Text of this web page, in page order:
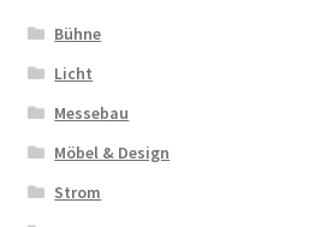
Bühne
Licht
Messebau
Möbel & Design
Strom